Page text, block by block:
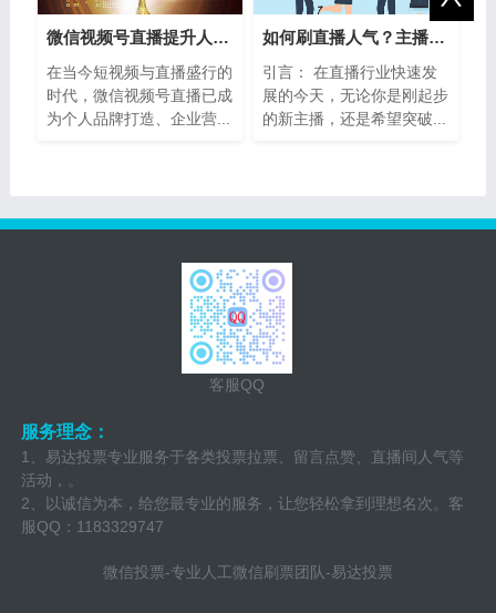
微信视频号直播提升人气的10大实战技巧
在当今短视频与直播盛行的
时代，微信视频号直播已成
为个人品牌打造、企业营...
如何刷直播人气？主播快速提升人气的实
引言： 在直播行业快速发
展的今天，无论你是刚起步
的新主播，还是希望突破...
客服QQ
服务理念：
1、易达投票专业服务于各类投票拉票、留言点赞、直播间人气等
活动，。
2、以诚信为本，给您最专业的服务，让您轻松拿到理想名次。客
服QQ：1183329747
微信投票-专业人工微信刷票团队-易达投票